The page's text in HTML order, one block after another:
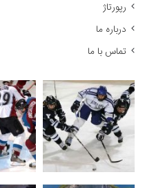
رپورتاژ
درباره ما
تماس با ما